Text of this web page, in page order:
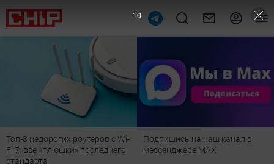
Подпишись на наш канал в
мессенджере МАХ
Рейтинг телевизоров 2026:
лучшие модели для гостиной,
8